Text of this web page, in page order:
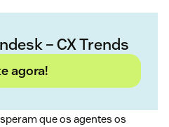
– CX Trends
agora!
que os agentes os